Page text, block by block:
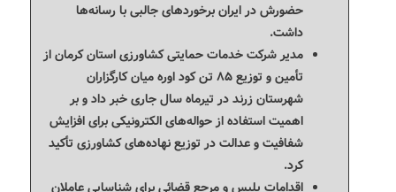
حضورش در ایران برخوردهای جالبی با رسانه‌ها
داشت.
مدیر شرکت خدمات حمایتی کشاورزی استان کرمان از
تأمین و توزیع ۸۵ تن کود اوره میان کارگزاران
شهرستان زرند در تیرماه سال جاری خبر داد و بر
اهمیت استفاده از حواله‌های الکترونیکی برای افزایش
شفافیت و عدالت در توزیع نهاده‌های کشاورزی تأکید
کرد.